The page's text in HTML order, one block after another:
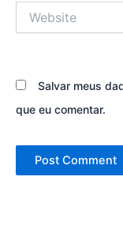
Salvar meus
que eu comentar.